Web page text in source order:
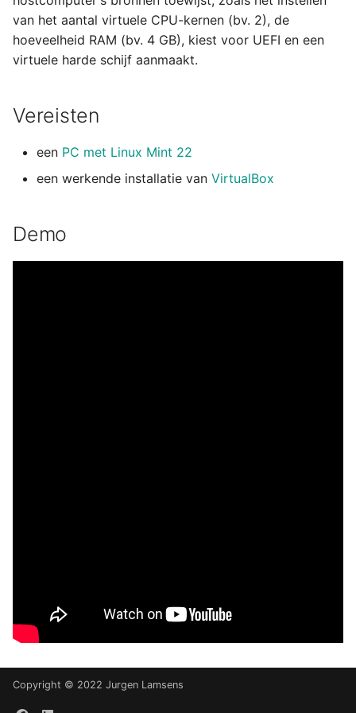
e
a
c
g
eindresultaat
08 Conclusie
07 Conclusie
Setup van een Linux
Mint 22 virtuele machine
Setup van een Debian 13
VirtualBox
in VirtualBox
08 Conclusie
van het aantal virtuele CPU-kernen (bv. 2), de
hoeveelheid RAM (bv. 4 GB), kiest voor UEFI en een
virtuele harde schijf aanmaakt.
Vereisten
een PC met Linux Mint 22
een werkende installatie van VirtualBox
Demo
Copyright © 2022 Jurgen Lamsens